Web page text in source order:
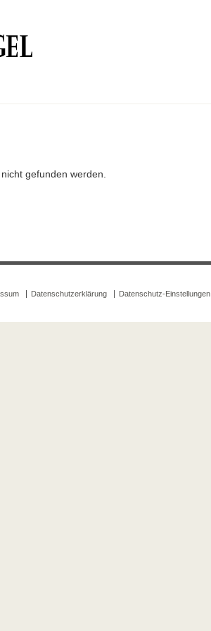
gefunden werden.
Datenschutzerklärung Datenschutz-Einstellungen